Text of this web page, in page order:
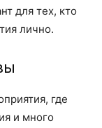
для тех, кто
лично.
где
и много